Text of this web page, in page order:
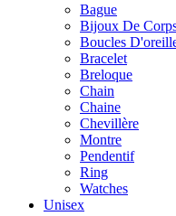
Bague
Bijoux De
Boucles
Bracelet
Breloque
Chain
Chaine
Chevillère
Montre
Pendentif
Ring
Watches
Unisex